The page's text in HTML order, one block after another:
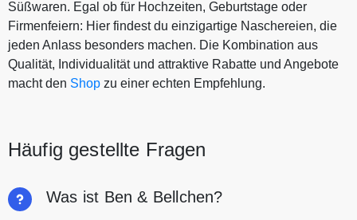
Süßwaren. Egal ob für Hochzeiten, Geburtstage oder
Firmenfeiern: Hier findest du einzigartige Naschereien, die
jeden Anlass besonders machen. Die Kombination aus
Qualität, Individualität und attraktive Rabatte und Angebote
macht den Shop zu einer echten Empfehlung.
Häufig gestellte Fragen
Was ist Ben & Bellchen?